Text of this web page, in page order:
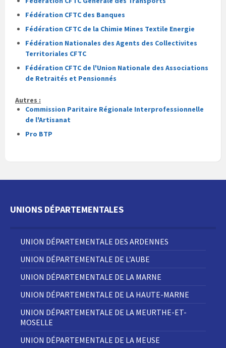
Fédération CFTC des Banques
Fédération CFTC de la Chimie Mines Textile Energie
Fédération Nationales des Agents des Collectivites
Territoriales CFTC
Fédération CFTC de l'Union Nationale des Associations
de Retraités et Pensionnés
Autres :
Commission Paritaire Régionale Interprofessionnelle
de l'Artisanat
Pro BTP
UNIONS DÉPARTEMENTALES
UNION DÉPARTEMENTALE DES ARDENNES
UNION DÉPARTEMENTALE DE L’AUBE
UNION DÉPARTEMENTALE DE LA MARNE
UNION DÉPARTEMENTALE DE LA HAUTE-MARNE
UNION DÉPARTEMENTALE DE LA MEURTHE-ET-
MOSELLE
UNION DÉPARTEMENTALE DE LA MEUSE